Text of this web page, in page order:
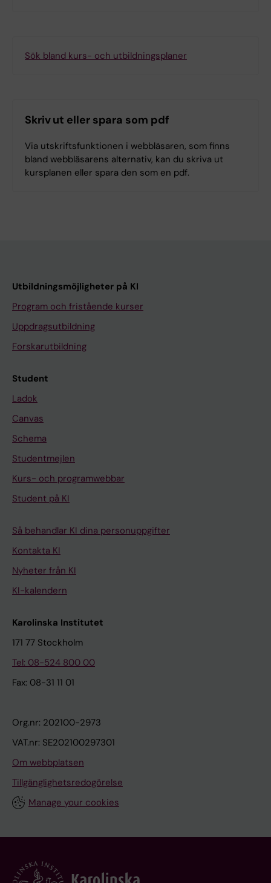
Sök bland kurs- och utbildningsplaner
Skriv ut eller spara som pdf
Via utskriftsfunktionen i webbläsaren, som finns
bland webbläsarens alternativ, kan du skriva ut
kursplanen eller spara den som en pdf.
Utbildningsmöjligheter på KI
Program och fristående kurser
Uppdragsutbildning
Forskarutbildning
Student
Ladok
Canvas
Schema
Studentmejlen
Kurs- och programwebbar
Student på KI
Så behandlar KI dina personuppgifter
Kontakta KI
Nyheter från KI
KI-kalendern
Karolinska Institutet
171 77 Stockholm
Tel: 08-524 800 00
Fax: 08-31 11 01
Org.nr: 202100-2973
VAT.nr: SE202100297301
Om webbplatsen
Tillgänglighetsredogörelse
Manage your cookies